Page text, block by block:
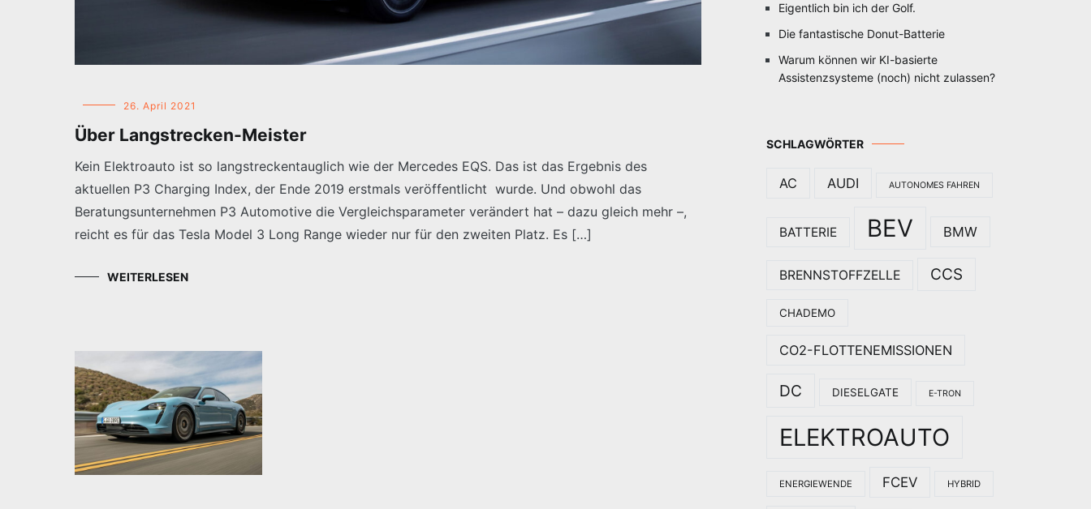
26. April 2021
Über Langstrecken-Meister
Kein Elektroauto ist so langstreckentauglich wie der Mercedes EQS. Das ist das Ergebnis des
aktuellen P3 Charging Index, der Ende 2019 erstmals veröffentlicht wurde. Und obwohl das
Beratungsunternehmen P3 Automotive die Vergleichsparameter verändert hat – dazu gleich mehr –,
reicht es für das Tesla Model 3 Long Range wieder nur für den zweiten Platz. Es […]
WEITERLESEN
Eigentlich bin ich der Golf.
Die fantastische Donut-Batterie
Warum können wir KI-basierte
Assistenzsysteme (noch) nicht zulassen?
SCHLAGWÖRTER
AC AUDI AUTONOMES FAHREN
BATTERIE BEV BMW
BRENNSTOFFZELLE CCS
CHADEMO
CO2-FLOTTENEMISSIONEN
DC DIESELGATE E-TRON
ELEKTROAUTO
ENERGIEWENDE FCEV HYBRID